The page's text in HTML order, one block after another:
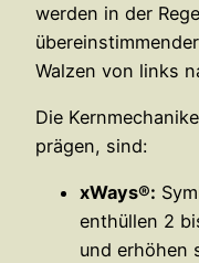
werden in der
Walzen von links
Die
prägen, sind:
xWays®:
enthüllen 2
und erhöhen